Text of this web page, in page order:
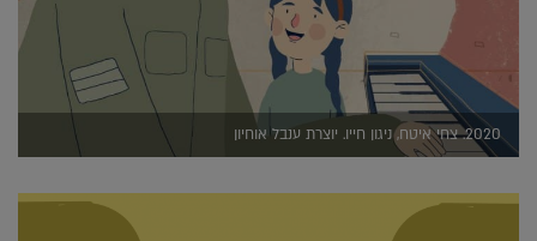
2020. צחי איטח, ניגון חייו. יוצרת ענבל אוחיון